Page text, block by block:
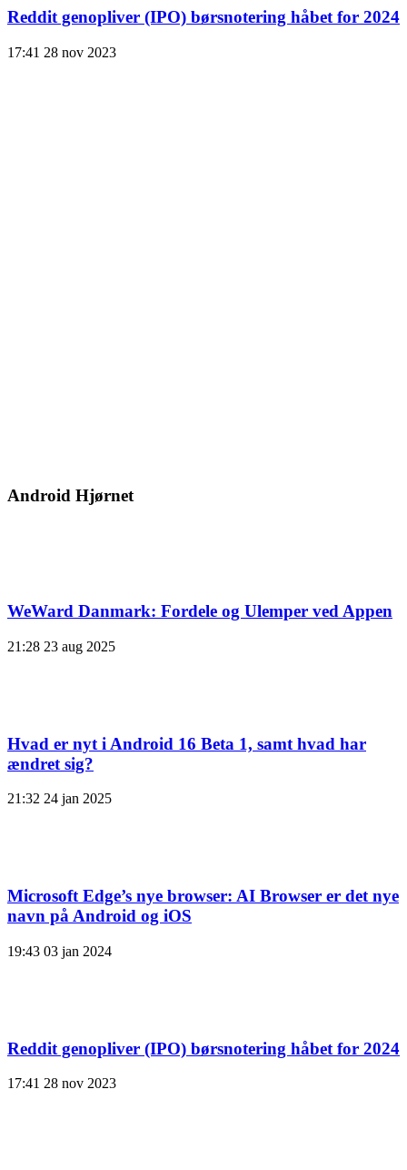
Reddit genopliver (IPO) børsnotering håbet for 2024
17:41 28 nov 2023
Android Hjørnet
WeWard Danmark: Fordele og Ulemper ved Appen
21:28 23 aug 2025
Hvad er nyt i Android 16 Beta 1, samt hvad har
ændret sig?
21:32 24 jan 2025
Microsoft Edge’s nye browser: AI Browser er det nye
navn på Android og iOS
19:43 03 jan 2024
Reddit genopliver (IPO) børsnotering håbet for 2024
17:41 28 nov 2023